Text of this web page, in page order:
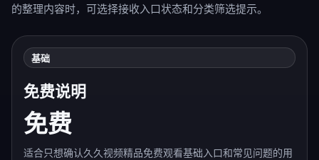
的整理内容时，可选择接收入口状态和分类筛选提示。
基础
免费说明
免费
适合只想确认久久视频精品免费观看基础入口和常见问题的用